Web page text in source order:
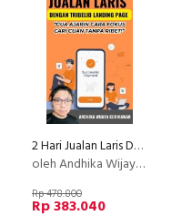
2 Hari Jualan Laris Dengan Tribelio Page
oleh Andhika Wijaya Kurniawan
Rp 478.800
Rp 383.040